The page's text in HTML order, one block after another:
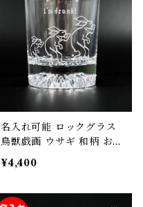
名入れ可能 ロックグラス
鳥獣戯画 ウサギ 和柄 お酒
焼酎 ウィスキー 酒器 父の
日 敬老の日 母の日 誕生日
¥4,400